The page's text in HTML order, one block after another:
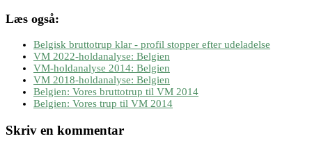
Læs også:
Belgisk bruttotrup klar - profil stopper efter udeladelse
VM 2022-holdanalyse: Belgien
VM-holdanalyse 2014: Belgien
VM 2018-holdanalyse: Belgien
Belgien: Vores bruttotrup til VM 2014
Belgien: Vores trup til VM 2014
Skriv en kommentar